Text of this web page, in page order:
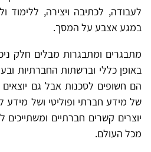
לעבודה, לכתיבה ויצירה,
במגע אצבע על המסך.
מתבגרים ומתבגרות מבלים חלק
באופן כללי וברשתות החברתיות
הם חשופים לסכנות אבל גם
של מידע חברתי ופוליטי ושל מידע
יוצרים קשרים חברתיים ומשתייכים
מכל העולם.